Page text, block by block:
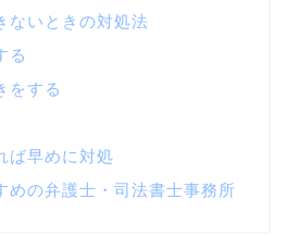
ないときの対処法
る
をする
ば早めに対処
めの弁護士・司法書士事務所